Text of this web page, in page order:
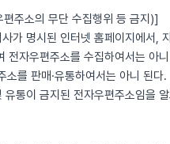
주소의 무단 수집행위 등 금지)]
가 명시된 인터넷 홈페이지에서,
전자우편주소를 수집하여서는 아
를 판매·유통하여서는 아니 된다.
통이 금지된 전자우편주소임을